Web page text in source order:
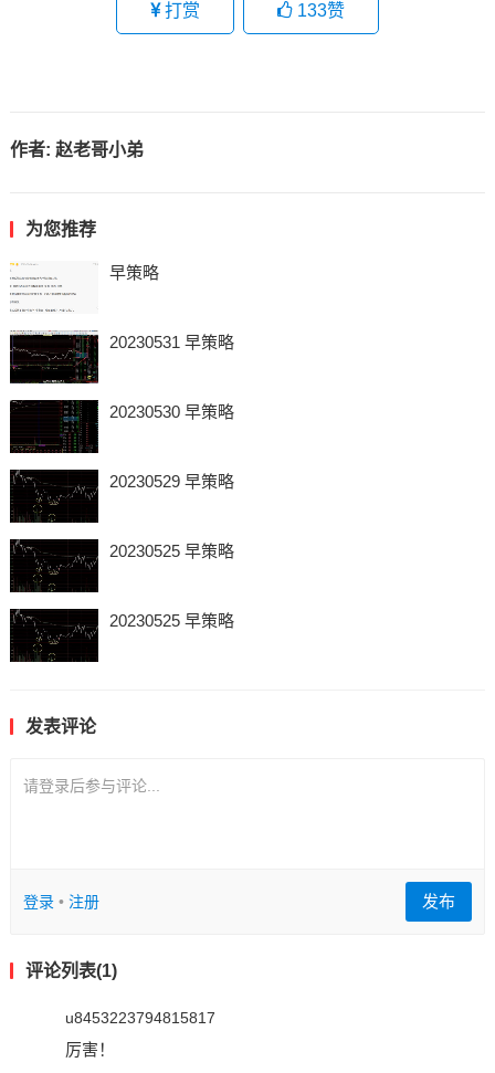
打赏 133赞
作者: 赵老哥小弟
为您推荐
早策略
20230531 早策略
20230530 早策略
20230529 早策略
20230525 早策略
20230525 早策略
发表评论
请登录后参与评论...
登录• 注册 发布
评论列表(1)
u8453223794815817
厉害！